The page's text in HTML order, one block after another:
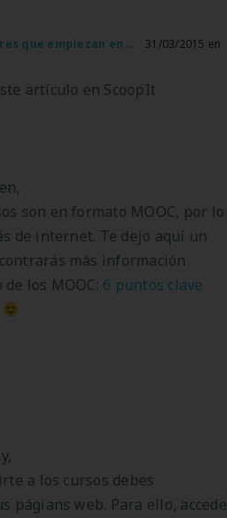
que empiezan en ... 31/03/2015 en
artículo en ScoopIt
son en formato MOOC, por lo
de internet. Te dejo aquí un
más información
los MOOC: 6 puntos clave
a los cursos debes
págians web. Para ello, accede